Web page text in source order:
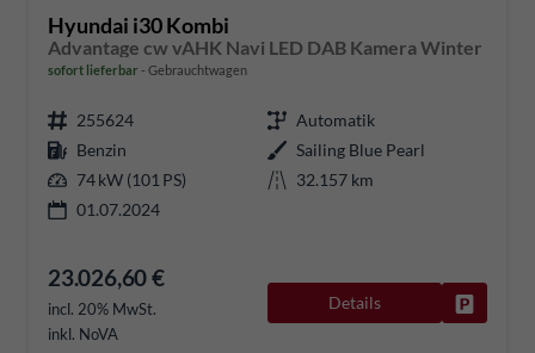
Hyundai i30 Kombi
Advantage cw vAHK Navi LED DAB Kamera Winter
sofort lieferbar Gebrauchtwagen
255624
Automatik
Benzin
Sailing Blue Pearl
74 kW (101 PS)
32.157 km
01.07.2024
23.026,60 €
incl. 20% MwSt.
inkl. NoVA
Details